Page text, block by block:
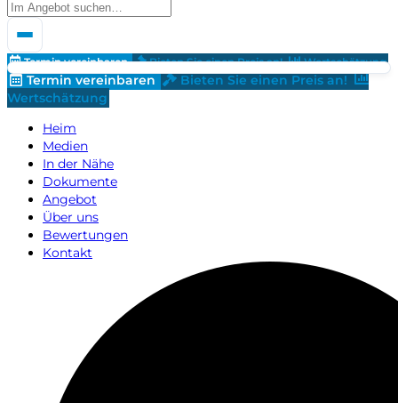
Termin vereinbaren Bieten Sie einen Preis an! Wertschätzung
Termin vereinbaren
Bieten Sie einen Preis an!
Wertschätzung
Heim
Medien
In der Nähe
Dokumente
Angebot
Über uns
Bewertungen
Kontakt